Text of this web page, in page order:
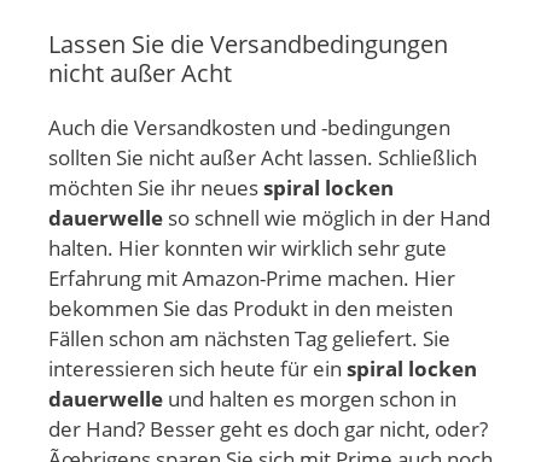
Lassen Sie die Versandbedingungen
nicht außer Acht
Auch die Versandkosten und -bedingungen
sollten Sie nicht außer Acht lassen. Schließlich
möchten Sie ihr neuesspiral locken
dauerwelle so schnell wie möglich in der Hand
halten. Hier konnten wir wirklich sehr gute
Erfahrung mit Amazon-Prime machen. Hier
bekommen Sie das Produkt in den meisten
Fällen schon am nächsten Tag geliefert. Sie
interessieren sich heute für ein spiral locken
dauerwelle und halten es morgen schon in
der Hand? Besser geht es doch gar nicht, oder?